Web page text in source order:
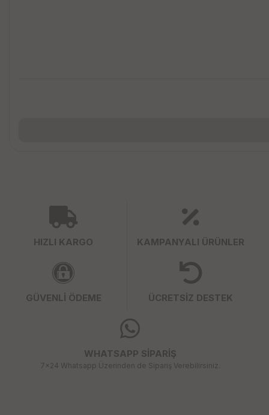
HIZLI KARGO KAMPANYALI ÜRÜNLER
GÜVENLİ ÖDEME ÜCRETSİZ DESTEK
WHATSAPP SİPARİŞ
7x24 Whatsapp Üzerinden de Sipariş Verebilirsiniz.